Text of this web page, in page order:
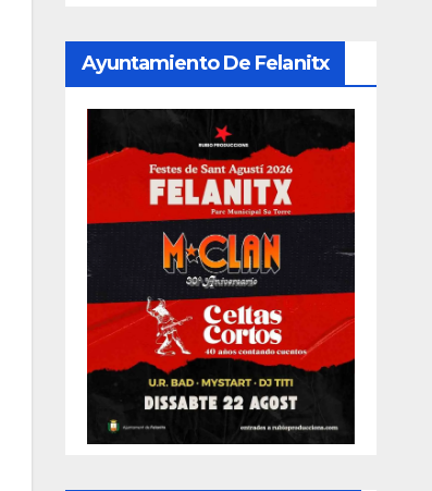
Ayuntamiento De Felanitx